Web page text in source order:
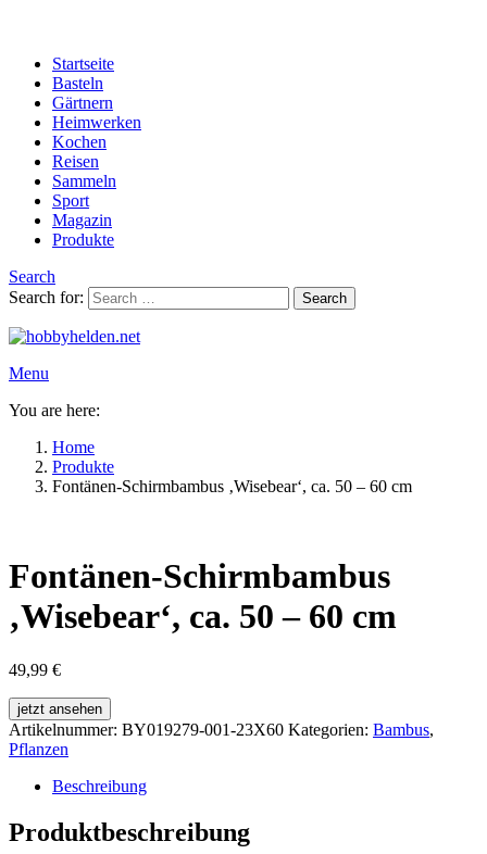
Startseite
Basteln
Gärtnern
Heimwerken
Kochen
Reisen
Sammeln
Sport
Magazin
Produkte
Search
Search for:
Search
Menu
You are here:
Home
Produkte
Fontänen-Schirmbambus ‚Wisebear‘, ca. 50 – 60 cm
Fontänen-Schirmbambus
‚Wisebear‘, ca. 50 – 60 cm
49,99 €
jetzt ansehen
Artikelnummer: BY019279-001-23X60 Kategorien: Bambus,
Pflanzen
Beschreibung
Produktbeschreibung